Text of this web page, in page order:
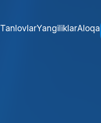
TanlovlarYangiliklarAloqa